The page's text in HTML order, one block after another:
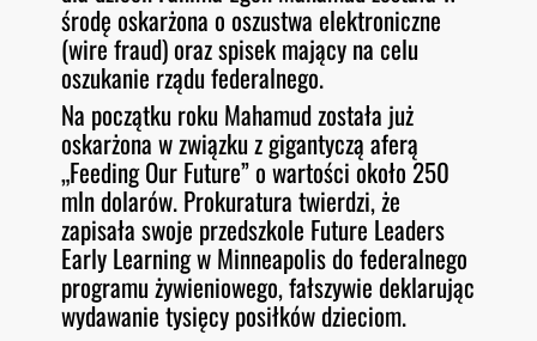
środę oskarżona o oszustwa elektroniczne
(wire fraud) oraz spisek mający na celu
oszukanie rządu federalnego.
Na początku roku Mahamud została już
oskarżona w związku z gigantyczą aferą
„Feeding Our Future” o wartości około 250
mln dolarów. Prokuratura twierdzi, że
zapisała swoje przedszkole Future Leaders
Early Learning w Minneapolis do federalnego
programu żywieniowego, fałszywie deklarując
wydawanie tysięcy posiłków dzieciom.